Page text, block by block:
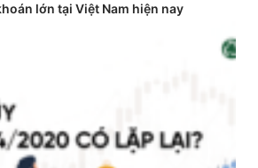
lớn tại Việt Nam hiện nay